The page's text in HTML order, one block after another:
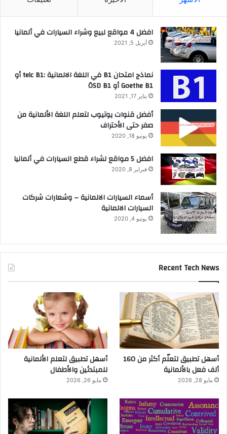
افضل 4 مواقع لبيع وشراء السيارات في ألمانيا
أبريل 5, 2021
نماذج امتحان B1 في اللغة الالمانية :telc B1 أو
Goethe B1 أو ÖSD B1
يناير 17, 2021
أفضل قنوات يوتيوب لتعلم اللغة الألمانية من
صفر حتى الأحتراف
يونيو 18, 2020
افضل 5 مواقع لشراء قطع السيارات في ألمانيا
فبراير 8, 2020
أسماء السيارات الالمانية – وشعارات شركات
السيارات الالمانية
يونيو 4, 2020
Recent Tech News
أسهل تطبيق لتعلّم أكثر من 160
ألف فعل بالألمانية
مايو 28, 2026
أسهل تطبيق لتعلم الألمانية
للمبتدئين والأطفال
مايو 26, 2026